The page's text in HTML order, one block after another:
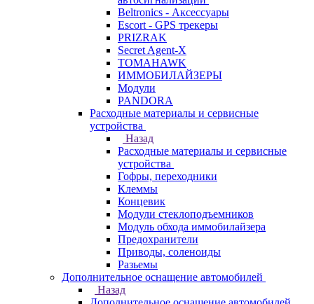
Beltronics - Аксессуары
Escort - GPS трекеры
PRIZRAK
Secret Agent-X
TOMAHAWK
ИММОБИЛАЙЗЕРЫ
Модули
PANDORA
Расходные материалы и сервисные
устройства
Назад
Расходные материалы и сервисные
устройства
Гофры, переходники
Клеммы
Концевик
Модули стеклоподъемников
Модуль обхода иммобилайзера
Предохранители
Приводы, соленоиды
Разьемы
Дополнительное оснащение автомобилей
Назад